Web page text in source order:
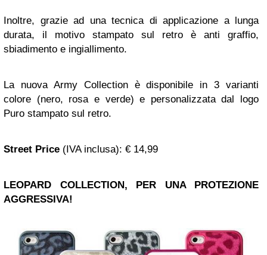
Inoltre, grazie ad una tecnica di applicazione a lunga
durata, il motivo stampato sul retro è anti graffio,
sbiadimento e ingiallimento.
La nuova Army Collection è disponibile in 3 varianti
colore (nero, rosa e verde) e personalizzata dal logo
Puro stampato sul retro.
Street Price (IVA inclusa): € 14,99
LEOPARD COLLECTION, PER UNA PROTEZIONE
AGGRESSIVA!